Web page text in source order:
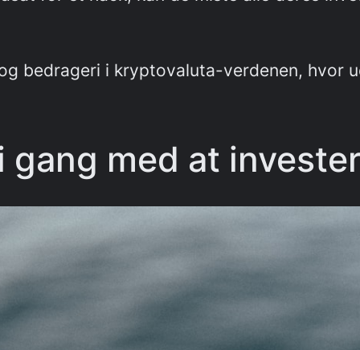
bedrageri i kryptovaluta-verdenen, hvor
gang med at